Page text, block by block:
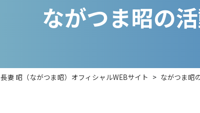
ながつま昭の活
長妻 昭（ながつま昭）オフィシャルWEBサイト > ながつま昭